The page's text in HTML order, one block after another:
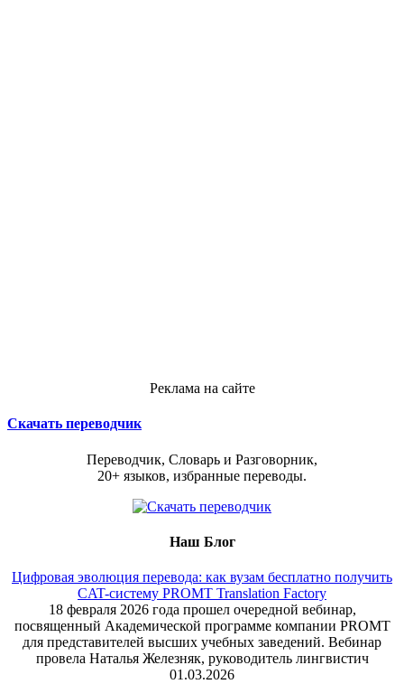
Реклама на сайте
Скачать переводчик
Переводчик, Словарь и Разговорник,
20+ языков, избранные переводы.
Наш Блог
Цифровая эволюция перевода: как вузам бесплатно получить
CAT-систему PROMT Translation Factory
18 февраля 2026 года прошел очередной вебинар,
посвященный Академической программе компании PROMT
для представителей высших учебных заведений. Вебинар
провела Наталья Железняк, руководитель лингвистич
01.03.2026